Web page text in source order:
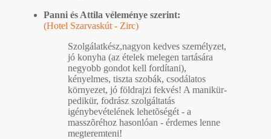
Panni és Attila véleménye szerint:
(Hotel Szarvaskút - Zirc)
Szolgálatkész,nagyon kedves személyzet,
jó konyha (az ételek melegen tartására
negyobb gondot kell fordítani),
kényelmes, tiszta szobák, csodálatos
környezet, jó földrajzi fekvés! A manikür-
pedikür, fodrász szolgáltatás
igénybevételének lehetõségét - a
masszõréhoz hasonlóan - érdemes lenne
megteremteni!